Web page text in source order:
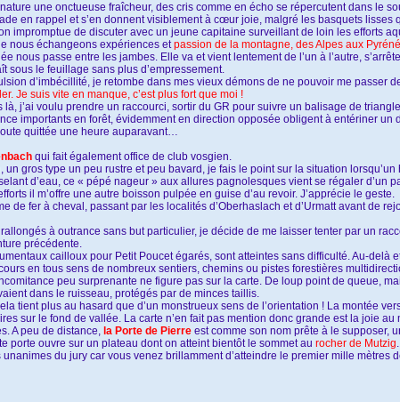
une onctueuse fraîcheur, des cris comme en écho se répercutent dans le
en rappel et s’en donnent visiblement à cœur joie, malgré les basquets lisses
impromptue de discuter avec un jeune capitaine surveillant de loin les efforts
nous échangeons expériences etpassion de la montagne, des Alpes aux
nous passe entre les jambes. Elle va et vient lentement de l’un à l’autre,
sous le feuillage sans plus d’empressement.
d’imbécillité, je retombe dans mes vieux démons de ne pouvoir me passer
Je suis vite en manque, c’est plus fort que moi !
j’ai voulu prendre un raccourci, sortir du GR pour suivre un balisage de
importants en forêt, évidemment en direction opposée obligent à entériner un
quittée une heure auparavant…
qui fait également office de club vosgien.
un gros type un peu rustre et peu bavard, je fais le point sur la situation
d’eau, ce « pépé nageur » aux allures pagnolesques vient se régaler d’un
il m’offre une autre boisson pulpée en guise d’au revoir. J’apprécie le geste.
de fer à cheval, passant par les localités d’Oberhaslach et d’Urmatt avant de
à outrance sans but particulier, je décide de me laisser tenter par un
précédente.
cailloux pour Petit Poucet égarés, sont atteintes sans difficulté. Au-delà
en tous sens de nombreux sentiers, chemins ou pistes forestières
peu surprenante ne figure pas sur la carte. De loup point de queue,
dans le ruisseau, protégés par de minces taillis.
tient plus au hasard que d’un monstrueux sens de l’orientation ! La montée
sur le fond de vallée. La carte n’en fait pas mention donc grande est la joie au
A peu de distance, la Porte de Pierre est comme son nom prête à le supposer,
porte ouvre sur un plateau dont on atteint bientôt le sommet au rocher de Mutzig
du jury car vous venez brillamment d’atteindre le premier mille mètres